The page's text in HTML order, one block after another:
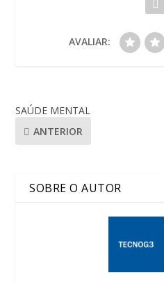
AVALIAR:
SAÚDE MENTAL
ANTERIOR
SOBRE O AUTOR